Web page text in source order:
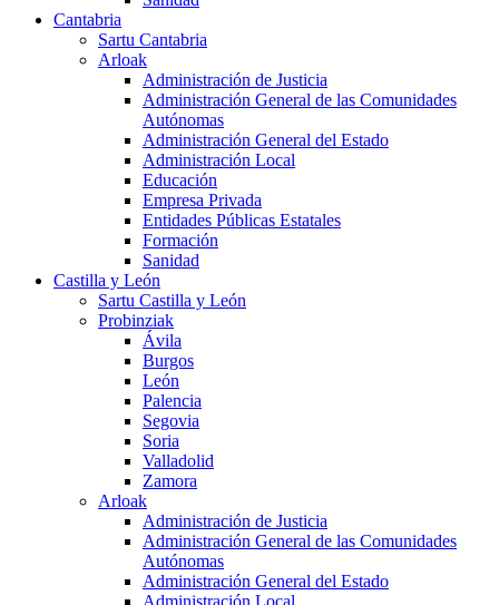
Cantabria
Sartu Cantabria
Arloak
Administración de Justicia
Administración General de las Comunidades
Autónomas
Administración General del Estado
Administración Local
Educación
Empresa Privada
Entidades Públicas Estatales
Formación
Sanidad
Castilla y León
Sartu Castilla y León
Probinziak
Ávila
Burgos
León
Palencia
Segovia
Soria
Valladolid
Zamora
Arloak
Administración de Justicia
Administración General de las Comunidades
Autónomas
Administración General del Estado